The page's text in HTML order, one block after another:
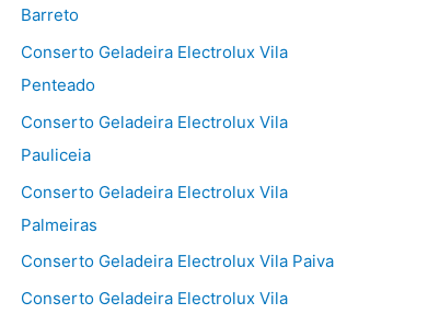
Barreto
Conserto Geladeira Electrolux Vila
Penteado
Conserto Geladeira Electrolux Vila
Pauliceia
Conserto Geladeira Electrolux Vila
Palmeiras
Conserto Geladeira Electrolux Vila Paiva
Conserto Geladeira Electrolux Vila